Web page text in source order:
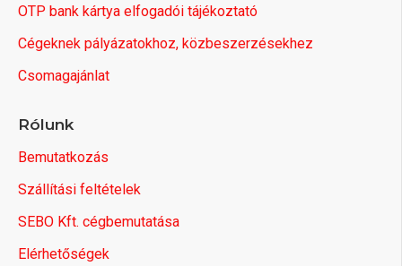
OTP bank kártya elfogadói tájékoztató
Cégeknek pályázatokhoz, közbeszerzésekhez
Csomagajánlat
Rólunk
Bemutatkozás
Szállítási feltételek
SEBO Kft. cégbemutatása
Elérhetőségek